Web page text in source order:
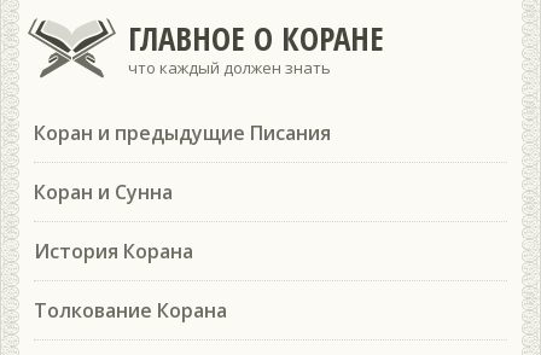
ГЛАВНОЕ О КОРАНЕ
что каждый должен знать
Коран и предыдущие Писания
Коран и Сунна
История Корана
Толкование Корана